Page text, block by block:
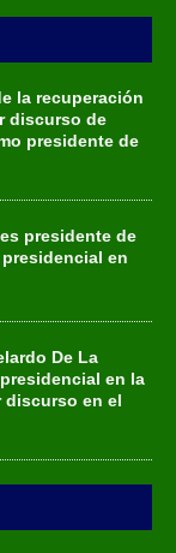
la recuperación
discurso de
presidente de
presidente de
en
De La
en la
discurso en el